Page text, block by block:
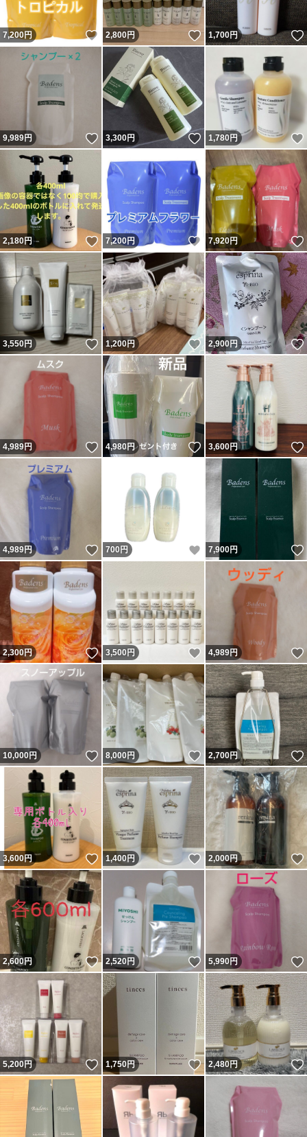
7,200円 いいね！
2,800円 いいね！
1,700円
9,989円 いいね！
3,300円 いいね！
1,780円
2,180円 いいね！
7,200円 いいね！
7,920円
3,550円 いいね！
1,200円 いいね！
2,900円
4,989円 いいね！
4,980円 いいね！
3,600円
4,989円 いいね！
700 円 いいね！
7,900円
2,300円 いいね！
3,500 円 いいね！
4,989円
10,000円 いいね！
8,000円 いいね！
2,700円
3,600円 いいね！
1,400円 いいね！
2,000円
2,600円 いいね！
2,520円 いいね！
5,990円
5,200円 いいね！
1,750円 いいね！
2,480円